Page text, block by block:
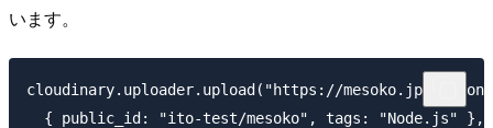
います。
cloudinary.uploader.upload("https://mesoko.jp/wp-
  { public_id: "ito-test/mesoko", tags: "Node.js" },